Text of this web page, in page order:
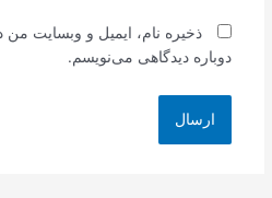
ذخیره نام، ایمیل و وبسایت
دوباره دیدگاهی می‌نویسم.